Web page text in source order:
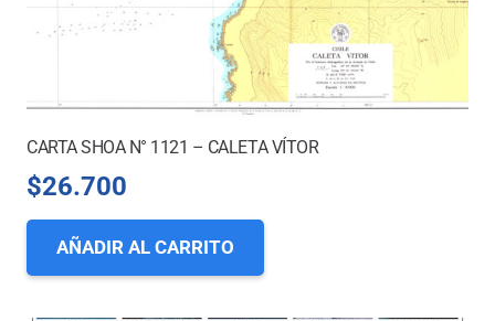
CARTA SHOA N° 1121 – CALETA VÍTOR
$26.700
AÑADIR AL CARRITO